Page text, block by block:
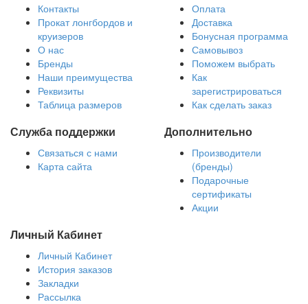
Контакты
Прокат лонгбордов и
круизеров
О нас
Бренды
Наши преимущества
Реквизиты
Таблица размеров
Оплата
Доставка
Бонусная программа
Самовывоз
Поможем выбрать
Как
зарегистрироваться
Как сделать заказ
Служба поддержки
Связаться с нами
Карта сайта
Дополнительно
Производители
(бренды)
Подарочные
сертификаты
Акции
Личный Кабинет
Личный Кабинет
История заказов
Закладки
Рассылка